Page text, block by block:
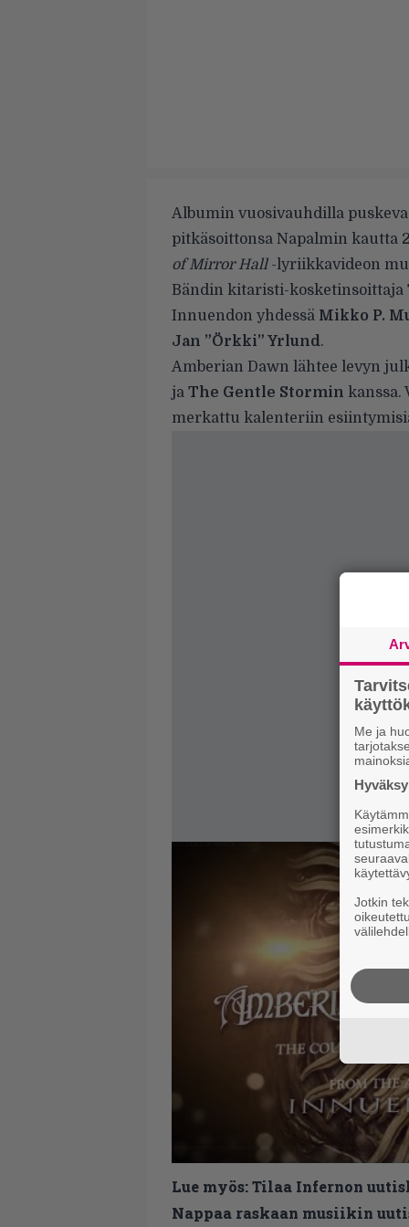
Albumin vuosivauhdilla puskeva
pitkäsoittonsa Napalmin kautta
of Mirror Hall-lyriikkavideon
Bändin kitaristi-kosketinsoittaja
Innuendon yhdessä Mikko P.
Jan ”Örkki” Yrlund.
Amberian Dawn lähtee levyn
ja The Gentle Stormin kanssa.
merkattu kalenteriin
Lue myös:Tilaa Infernon
Nappaa raskaan musiikin
Me ja
Jotkin